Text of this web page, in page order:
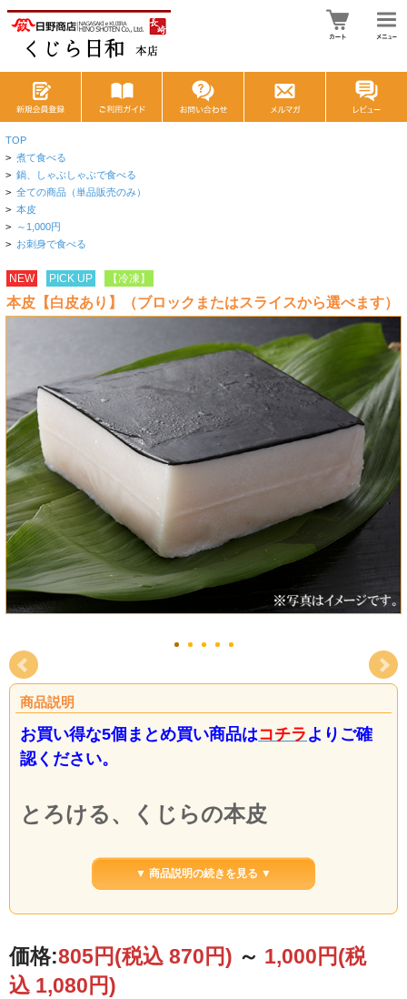
TOP
> 煮て食べる
> 鍋、しゃぶしゃぶで食べる
> 全ての商品（単品販売のみ）
> 本皮
> ～1,000円
> お刺身で食べる
NEW PICK UP 【冷凍】
本皮【白皮あり】（ブロックまたはスライスから選べます）
商品説明
お買い得な5個まとめ買い商品はコチラ よりご確
認ください。
とろける、くじらの本皮
★厚い本皮の場合、表皮の反対側が荒い繊維質になっている場合がございます。
その部分は切り落として、熱湯に２～３回程くぐらせ油を抜いて、酢味噌などと
和えると美味しくお召し上がり頂けます。
▼ 商品説明の続きを見る ▼
価格:805円(税込 870円) ～ 1,000円(税
込 1,080円)